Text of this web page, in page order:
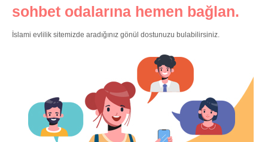
sohbet odalarına hemen bağlan.
İslami evlilik sitemizde aradığınız gönül dostunuzu bulabilirsiniz.